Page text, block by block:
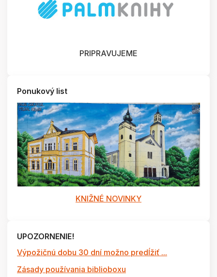
PRIPRAVUJEME
Ponukový list
KNIŽNÉ NOVINKY
UPOZORNENIE!
Výpožičnú dobu 30 dní možno predĺžiť ...
Zásady používania biblioboxu